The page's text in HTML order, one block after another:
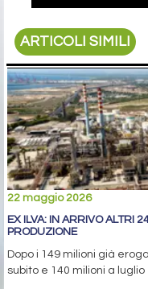
ARTICOLI SIMILI
22 maggio 2026
EX ILVA: IN ARRIVO ALTRI
PRODUZIONE
Dopo i 149 milioni già
subito e 140 milioni a luglio